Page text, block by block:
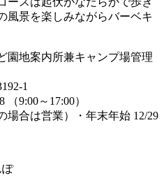
風景を楽しみながらバーベキ
園地案内所兼キャンプ場管理
1
9:00～17:00）
場合は営業）・年末年始 12/29
ぽ